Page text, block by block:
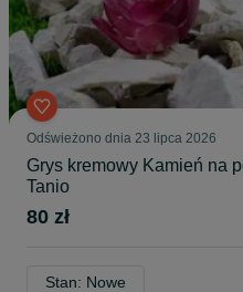
Odświeżono dnia 23 lipca 2026
Grys kremowy Kamień na
Tanio
80 zł
Stan: Nowe